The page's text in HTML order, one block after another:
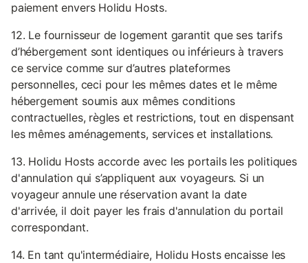
paiement envers Holidu Hosts.
12. Le fournisseur de logement garantit que ses tarifs
d’hébergement sont identiques ou inférieurs à travers
ce service comme sur d’autres plateformes
personnelles, ceci pour les mêmes dates et le même
hébergement soumis aux mêmes conditions
contractuelles, règles et restrictions, tout en dispensant
les mêmes aménagements, services et installations.
13. Holidu Hosts accorde avec les portails les politiques
d'annulation qui s’appliquent aux voyageurs. Si un
voyageur annule une réservation avant la date
d'arrivée, il doit payer les frais d'annulation du portail
correspondant.
14. En tant qu'intermédiaire, Holidu Hosts encaisse les